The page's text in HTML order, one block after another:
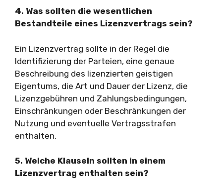
4. Was sollten die wesentlichen
Bestandteile eines Lizenzvertrags sein?
Ein Lizenzvertrag sollte in der Regel die
Identifizierung der Parteien, eine genaue
Beschreibung des lizenzierten geistigen
Eigentums, die Art und Dauer der Lizenz, die
Lizenzgebühren und Zahlungsbedingungen,
Einschränkungen oder Beschränkungen der
Nutzung und eventuelle Vertragsstrafen
enthalten.
5. Welche Klauseln sollten in einem
Lizenzvertrag enthalten sein?